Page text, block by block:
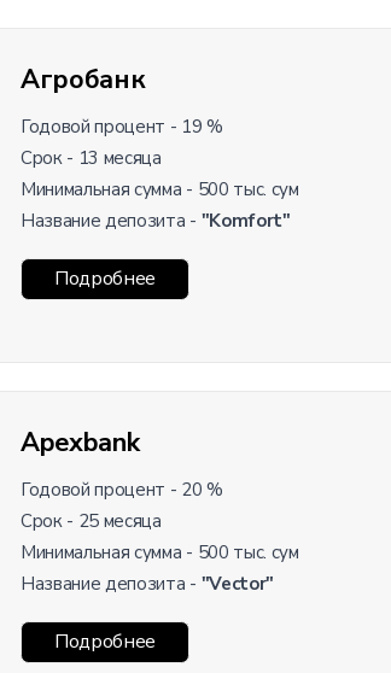
Агробанк
Годовой процент - 19 %
Срок - 13 месяца
Минимальная сумма - 500 тыс. сум
Название депозита - "Komfort"
Подробнее
Apexbank
Годовой процент - 20 %
Срок - 25 месяца
Минимальная сумма - 500 тыс. сум
Название депозита - "Vector"
Подробнее